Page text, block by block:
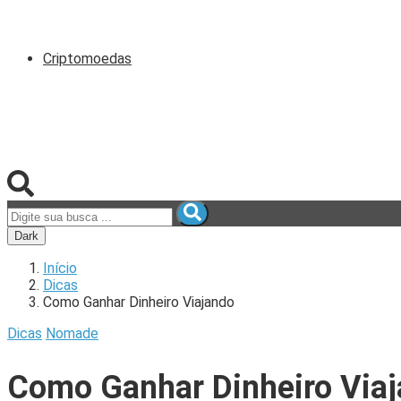
Criptomoedas
Dark
Início
Dicas
Como Ganhar Dinheiro Viajando
Dicas Nomade
Como Ganhar Dinheiro